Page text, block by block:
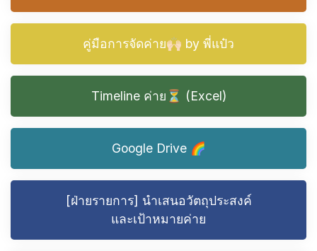
คู่มือการจัดค่าย🙌🏻 by พี่แป๋ว
Timeline ค่าย⏳ (Excel)
Google Drive 🌈
[ฝ่ายรายการ] นำเสนอวัตถุประสงค์
และเป้าหมายค่าย